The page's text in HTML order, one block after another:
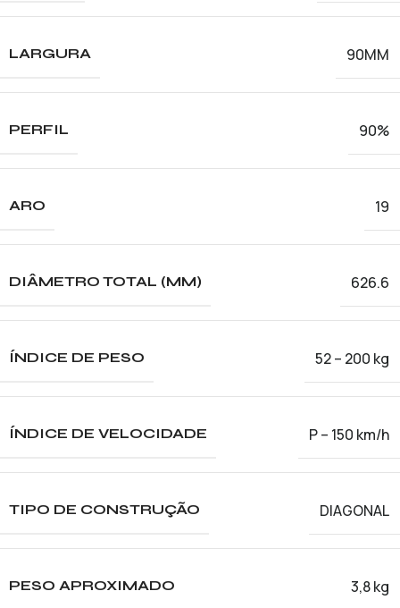
LARGURA 90MM
PERFIL 90%
ARO 19
DIÂMETRO TOTAL (MM) 626.6
ÍNDICE DE PESO 52 – 200 kg
ÍNDICE DE VELOCIDADE P – 150 km/h
TIPO DE CONSTRUÇÃO DIAGONAL
PESO APROXIMADO 3,8 kg